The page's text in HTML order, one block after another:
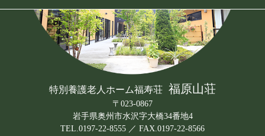
特別養護老人ホーム福寿荘 福原山荘
〒023-0867
岩手県奥州市水沢字大橋34番地4
TEL.0197-22-8555 ／ FAX.0197-22-8566